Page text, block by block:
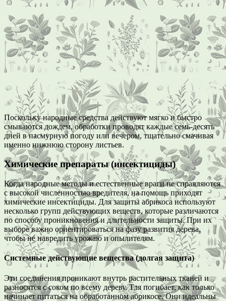
Поскольку народные средства действуют мягко и быстро
смываются дождем, обработки проводят каждые семь-десять
дней в пасмурную погоду или вечером, тщательно смачивая
именно нижнюю сторону листьев.
Химические препараты (инсектициды)
Когда народные методы и естественные враги не справляются
с высокой численностью вредителя, на помощь приходят
химические инсектициды. Для защиты абрикоса используют
несколько групп действующих веществ, которые различаются
по способу проникновения и длительности защиты. При их
выборе важно ориентироваться на фазу развития дерева,
чтобы не навредить урожаю и опылителям.
Системные действующие вещества (долгая защита)
Эти соединения проникают внутрь растительных тканей и
разносятся с соком по всему дереву. Тля погибает, как только
начинает питаться на обработанном абрикосе. Они идеальны